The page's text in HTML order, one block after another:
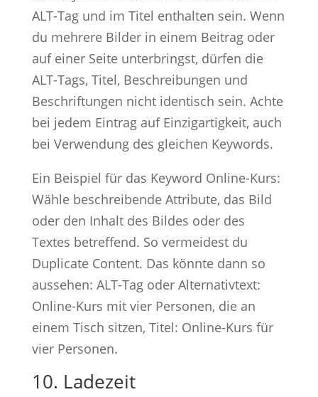
ALT-Tag und im Titel enthalten sein. Wenn
du mehrere Bilder in einem Beitrag oder
auf einer Seite unterbringst, dürfen die
ALT-Tags, Titel, Beschreibungen und
Beschriftungen nicht identisch sein. Achte
bei jedem Eintrag auf Einzigartigkeit, auch
bei Verwendung des gleichen Keywords.
Ein Beispiel für das Keyword Online-Kurs:
Wähle beschreibende Attribute, das Bild
oder den Inhalt des Bildes oder des
Textes betreffend. So vermeidest du
Duplicate Content. Das könnte dann so
aussehen: ALT-Tag oder Alternativtext:
Online-Kurs mit vier Personen, die an
einem Tisch sitzen, Titel: Online-Kurs für
vier Personen.
10. Ladezeit